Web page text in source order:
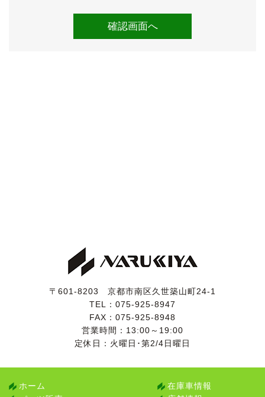
〒601-8203 京都市南区久世築山町24-1
TEL： 075-925-8947
FAX：075-925-8948
営業時間：13:00～19:00
定休日：火曜日･第2/4日曜日
ホーム
在庫車情報